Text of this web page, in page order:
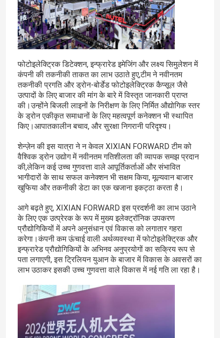
घर
फोटोइलेक्ट्रिक डिटेक्शन, इन्फ्रारेड इमेजिंग और लक्ष्य सिमुलेशन में
कंपनी की तकनीकी ताकत का लाभ उठाते हुए,टीम ने नवीनतम
तकनीकी प्रगति और ड्रोन-बोर्डेड फोटोइलेक्ट्रिक कैप्सूल जैसे
उत्पादों के लिए बाजार की मांग के बारे में विस्तृत जानकारी प्राप्त
की।उन्होंने बिजली लाइनों के निरीक्षण के लिए निर्मित औद्योगिक स्तर
के ड्रोन एकीकृत समाधानों के लिए महत्वपूर्ण कनेक्शन भी स्थापित
किए।आपातकालीन बचाव, और सुरक्षा निगरानी परिदृश्य।
शेन्ज़ेन की इस यात्रा ने न केवल XIXIAN FORWARD टीम को
वैश्विक ड्रोन उद्योग में नवीनतम गतिशीलता की व्यापक समझ प्रदान
की,लेकिन कई उच्च गुणवत्ता वाले आपूर्तिकर्ताओं और संभावित
भागीदारों के साथ सफल कनेक्शन भी सक्षम किया, मूल्यवान बाजार
खुफिया और तकनीकी डेटा का एक खजाना इकट्ठा करता है।
आगे बढ़ते हुए, XIXIAN FORWARD इस प्रदर्शनी का लाभ उठाने
के लिए एक उत्प्रेरक के रूप में मुख्य इलेक्ट्रॉनिक उपकरण
प्रौद्योगिकियों में अपने अनुसंधान एवं विकास को लगातार गहरा
करेगा।कंपनी कम ऊंचाई वाली अर्थव्यवस्था में फोटोइलेक्ट्रिक और
इन्फ्रारेड प्रौद्योगिकियों के अभिनव अनुप्रयोगों का सक्रिय रूप से
पता लगाएगी, इस ट्रिलियन युआन के बाजार में विकास के अवसरों का
लाभ उठाकर इसकी उच्च गुणवत्ता वाले विकास में नई गति ला रहा है।